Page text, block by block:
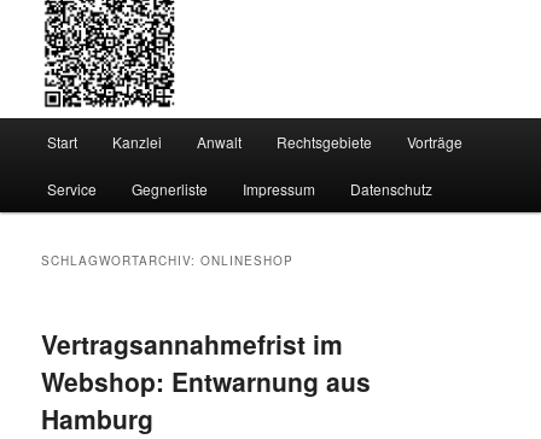
Start Kanzlei Anwalt Rechtsgebiete Vorträge
Service Gegnerliste Impressum Datenschutz
SCHLAGWORTARCHIV:ONLINESHOP
Vertragsannahmefrist im
Webshop: Entwarnung aus
Hamburg